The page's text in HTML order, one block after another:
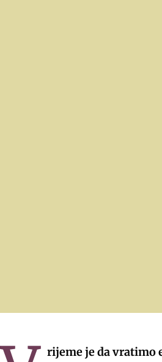
rijeme je da vratimo